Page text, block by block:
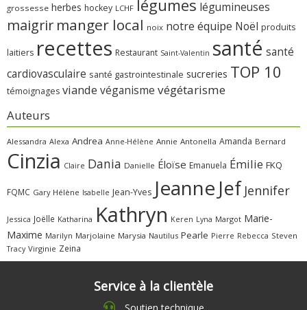
grossesse herbes hockey LCHF légumes légumineuses
maigrir manger local noix notre équipe Noël produits
laitiers recettes Restaurant Saint-Valentin santé santé
cardiovasculaire santé gastrointestinale sucreries TOP 10
témoignages viande véganisme végétarisme
Auteurs
Alessandra Alexa Andrea Anne-Hélène Annie Antonella Amanda Bernard
Cinzia Claire Dania Danielle Éloïse Emanuela Émilie FKQ
FQMC Gary Hélène Isabelle Jean-Yves Jeanne Jef Jennifer
Jessica Joëlle Katharina Kathryn Keren Lyna Margot Marie-
Maxime Marilyn Marjolaine Marysia Nautilus Pearle Pierre Rebecca Steven
Tracy Virginie Zeina
Service à la clientèle
Soutien technique